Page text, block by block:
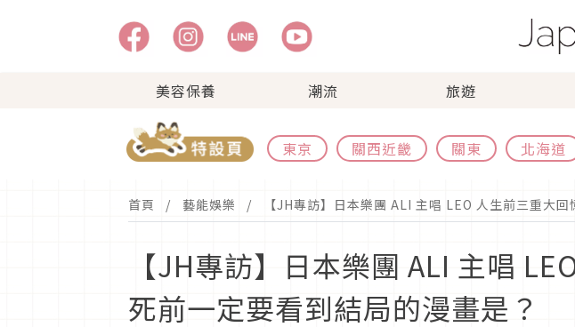
美容保養 潮流 旅遊
東京 關西近畿 關東 北海道
首頁 藝能娛樂 【JH專訪】日本樂團 ALI 主唱 LEO 人生前三重大
【JH專訪】日本樂團 ALI 主唱
死前一定要看到結局的漫畫是？